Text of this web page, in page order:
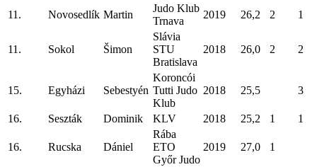
11. Novosedlík Martin
Judo Klub
Trnava
2019 26,2 2 1
11. Sokol Šimon
Slávia
STU
Bratislava
2018 26,0 2 2
15. Egyházi Sebestyén
Koroncói
Tutti Judo
Klub
2018 25,5 3
16. Seszták Dominik KLV 2018 25,2 1 1
16. Rucska Dániel
Rába
ETO
Győr Judo
2019 27,0 1